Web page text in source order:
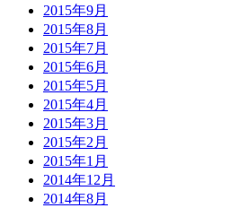
2015年9月
2015年8月
2015年7月
2015年6月
2015年5月
2015年4月
2015年3月
2015年2月
2015年1月
2014年12月
2014年8月